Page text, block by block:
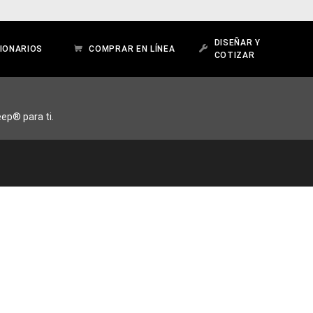
COMPRAR EN LÍNEA
DISEÑAR Y
COTIZAR
para ti.